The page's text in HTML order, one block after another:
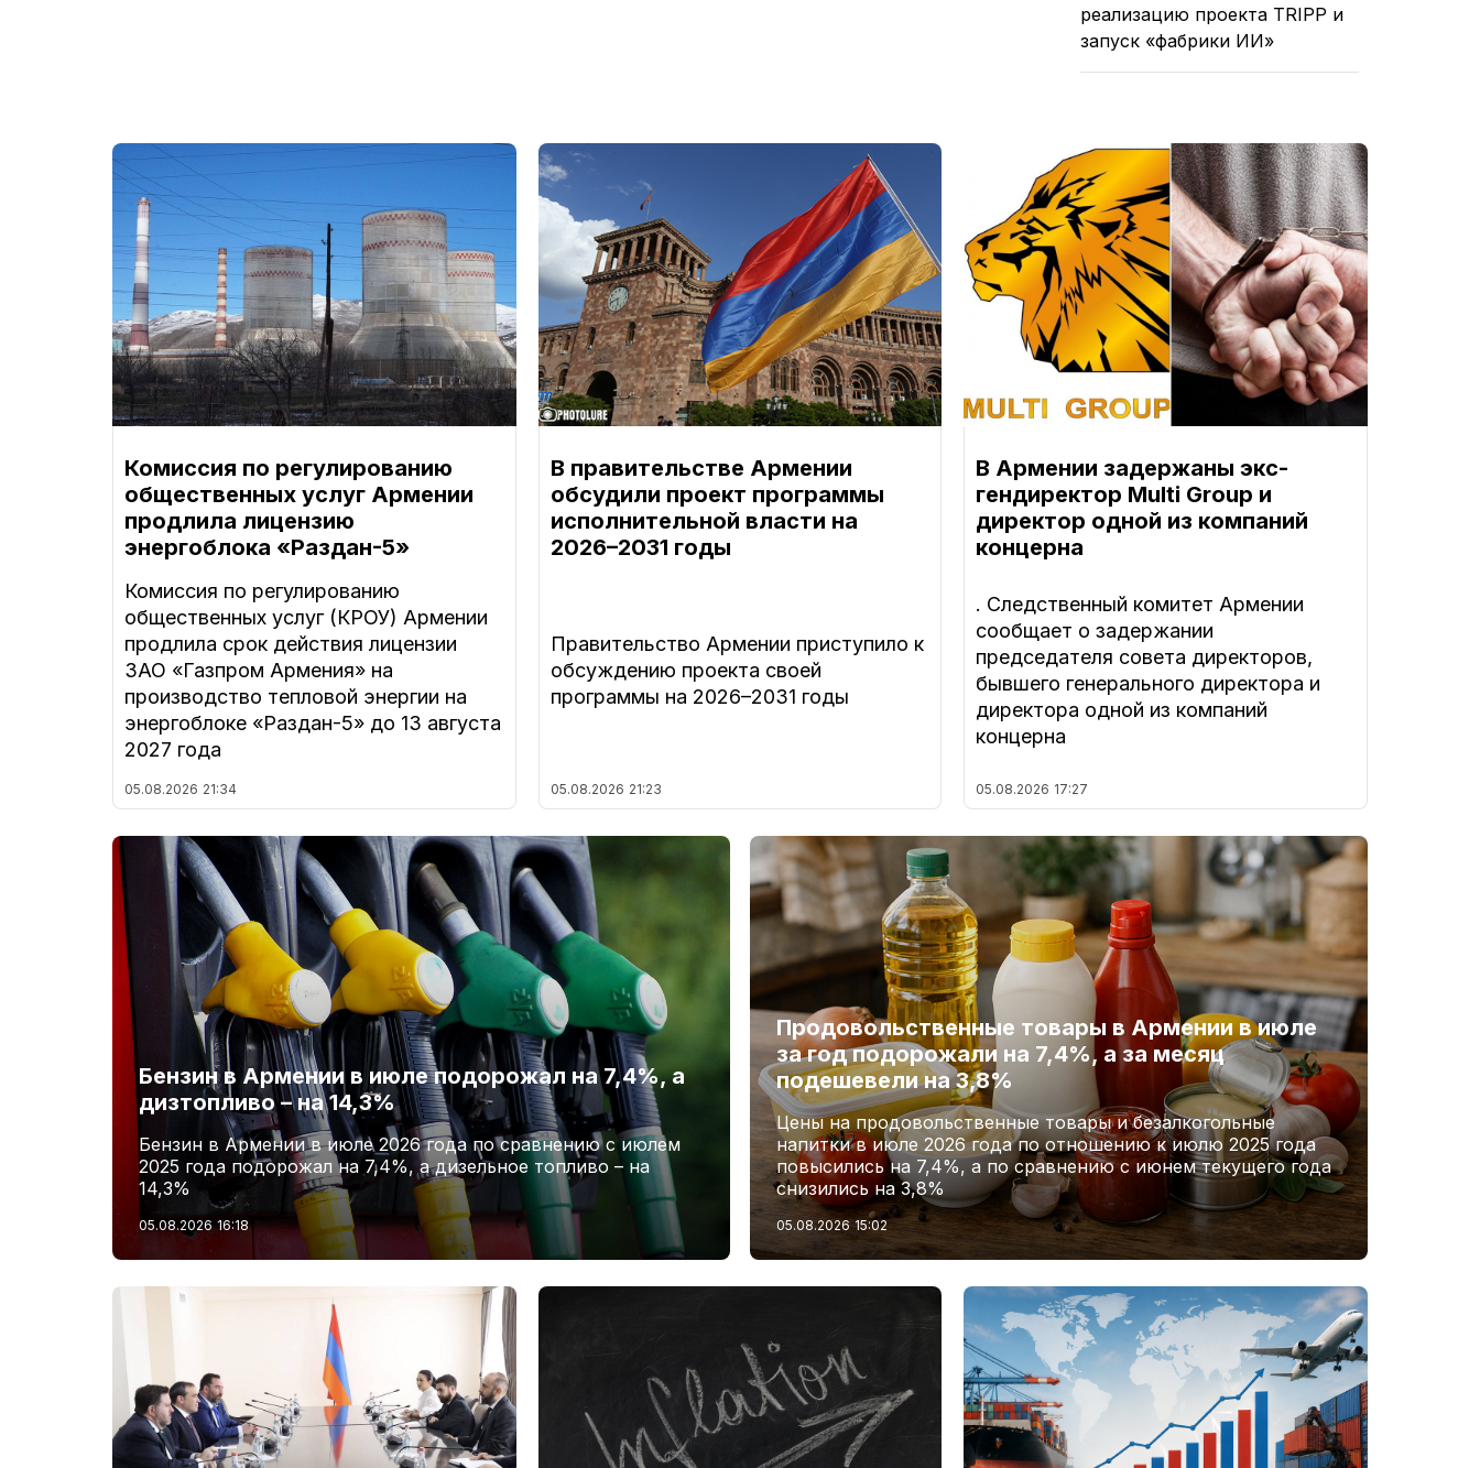
реализацию проекта TRIPP и
запуск «фабрики ИИ»
Комиссия по регулированию
общественных услуг Армении
продлила лицензию
энергоблока «Раздан-5»
Комиссия по регулированию
общественных услуг (КРОУ) Армении
продлила срок действия лицензии
ЗАО «Газпром Армения» на
производство тепловой энергии на
энергоблоке «Раздан-5» до 13 августа
2027 года
05.08.2026 21:34
В правительстве Армении
обсудили проект программы
исполнительной власти на
2026–2031 годы
Правительство Армении приступило к
обсуждению проекта своей
программы на 2026–2031 годы
05.08.2026 21:23
В Армении задержаны экс-
гендиректор Multi Group и
директор одной из компаний
концерна
. Следственный комитет Армении
сообщает о задержании
председателя совета директоров,
бывшего генерального директора и
директора одной из компаний
концерна
05.08.2026 17:27
Бензин в Армении в июле подорожал на 7,4%, а
дизтопливо – на 14,3%
Бензин в Армении в июле 2026 года по сравнению с июлем
2025 года подорожал на 7,4%, а дизельное топливо – на
14,3%
05.08.2026 16:18
Продовольственные товары в Армении в июле
за год подорожали на 7,4%, а за месяц
подешевели на 3,8%
Цены на продовольственные товары и безалкогольные
напитки в июле 2026 года по отношению к июлю 2025 года
повысились на 7,4%, а по сравнению с июнем текущего года
снизились на 3,8%
05.08.2026 15:02